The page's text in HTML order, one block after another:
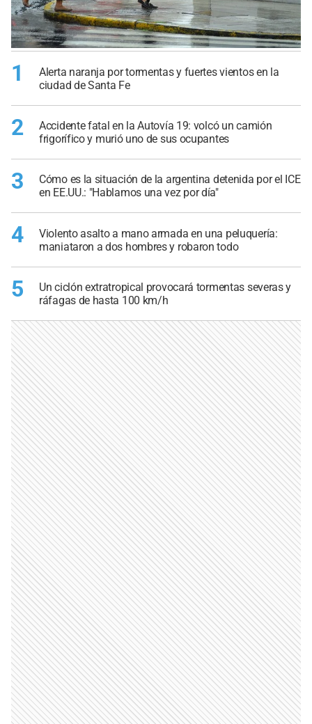
1
Alerta naranja por tormentas y fuertes vientos en la
ciudad de Santa Fe
2
Accidente fatal en la Autovía 19: volcó un camión
frigorífico y murió uno de sus ocupantes
3
Cómo es la situación de la argentina detenida por el ICE
en EE.UU.: "Hablamos una vez por día"
4
Violento asalto a mano armada en una peluquería:
maniataron a dos hombres y robaron todo
5
Un ciclón extratropical provocará tormentas severas y
ráfagas de hasta 100 km/h